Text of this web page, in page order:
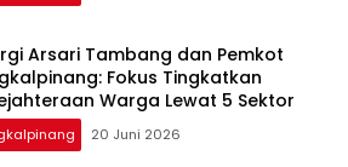
Arsari Tambang dan Pemkot
Fokus Tingkatkan
20 Juni 2026